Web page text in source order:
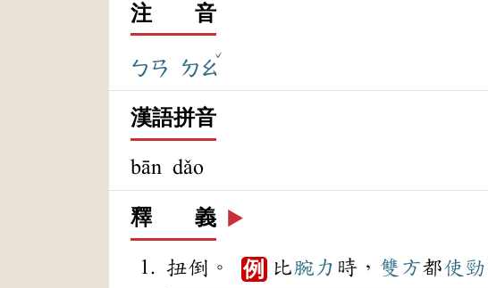
注 音
ㄅㄢ ㄉㄠ
ˇ
漢語拼音
bān dǎo
釋 義 ▶️
扭倒。 例 比腕力 時， 雙方都使勁